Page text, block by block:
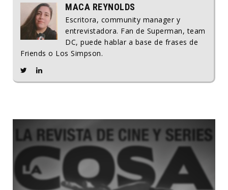
MACA REYNOLDS
Escritora, community manager y
entrevistadora. Fan de Superman, team
DC, puede hablar a base de frases de
Friends o Los Simpson.